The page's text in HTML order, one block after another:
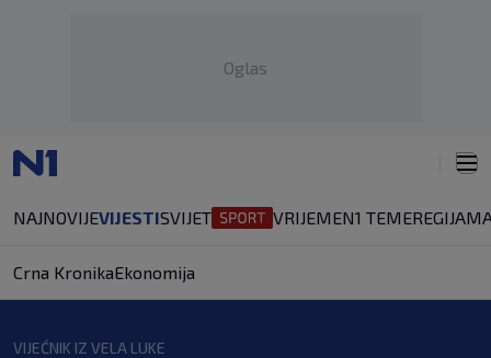
Oglas
NAJNOVIJEVIJESTISVIJET VRIJEMEN1 TEMEREGIJA
Crna KronikaEkonomija
VIJEĆNIK IZ VELA LUKE